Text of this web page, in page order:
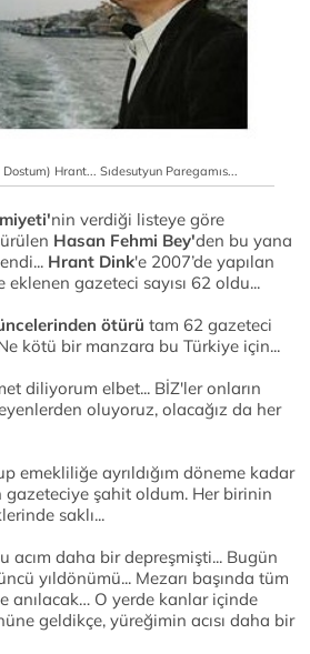
Hrant... Sıdesutyun Paregamıs...
nin verdiği listeye göre
Hasan Fehmi Bey'den bu yana
Hrant Dink'e 2007’de yapılan
eklenen gazeteci sayısı 62 oldu...
ötürü tam 62 gazeteci
kötü bir manzara bu Türkiye için...
diliyorum elbet... BİZ'ler onların
oluyoruz, olacağız da her
emekliliğe ayrıldığım döneme kadar
şahit oldum. Her birinin
saklı...
acım daha bir depreşmişti... Bugün
yıldönümü... Mezarı başında tüm
anılacak… O yerde kanlar içinde
geldikçe, yüreğimin acısı daha bir